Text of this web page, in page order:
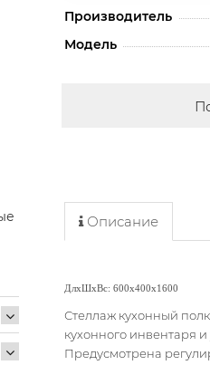
Производитель
Модель
Описание
ДлхШхВс: 600х400х1600
Стеллаж кухонный
кухонного инвентаря
Предусмотрена